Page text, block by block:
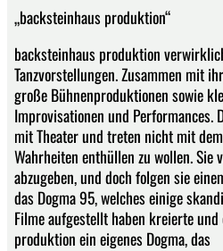
„backsteinhaus produktion“
backsteinhaus produktion
Tanzvorstellungen. Zusammen mit
große Bühnenproduktionen sowie
Improvisationen und Performances.
mit Theater und treten nicht mit
Wahrheiten enthüllen zu wollen. Sie
abzugeben, und doch folgen sie
das Dogma 95, welches einige
Filme aufgestellt haben kreierte
produktion ein eigenes Dogma, das